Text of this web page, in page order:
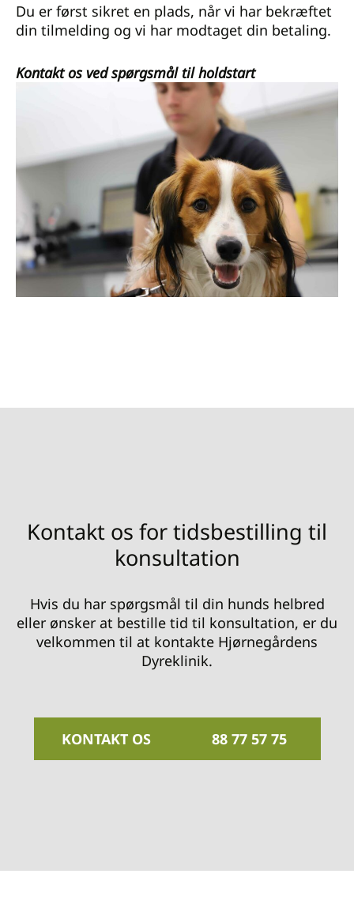
Du er først sikret en plads, når vi har bekræftet
din tilmelding og vi har modtaget din betaling.
Kontakt os ved spørgsmål til holdstart
Kontakt os for tidsbestilling til
konsultation
Hvis du har spørgsmål til din hunds helbred
eller ønsker at bestille tid til konsultation, er du
velkommen til at kontakte Hjørnegårdens
Dyreklinik.
KONTAKT OS 88 77 57 75